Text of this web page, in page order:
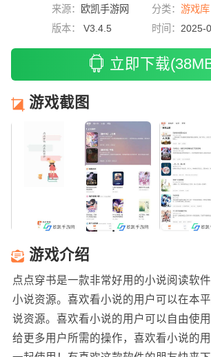
来源： 欧凯手游网 分类： 游戏库
版本：
V3.4.5 时间： 2025-
立即下载
游戏截图
游戏介绍
点点穿书是一款非常好用的小说阅读软
小说资源。喜欢看小说的用户可以在本
说资源。喜欢看小说的用户可以自由使
给更多用户所需的操作，喜欢看小说的